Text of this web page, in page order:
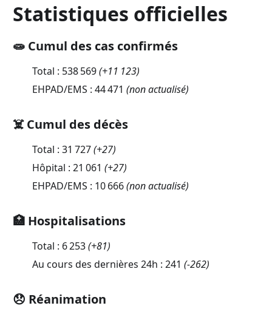
Statistiques officielles
🧫 Cumul des cas confirmés
Total : 538 569(+11 123)
EHPAD/EMS : 44 471 (non actualisé)
☠️ Cumul des décès
Total : 31 727(+27)
Hôpital : 21 061 (+27)
EHPAD/EMS : 10 666(non actualisé)
🏥 Hospitalisations
Total : 6 253(+81)
Au cours des dernières 24h : 241 (-262)
😞 Réanimation